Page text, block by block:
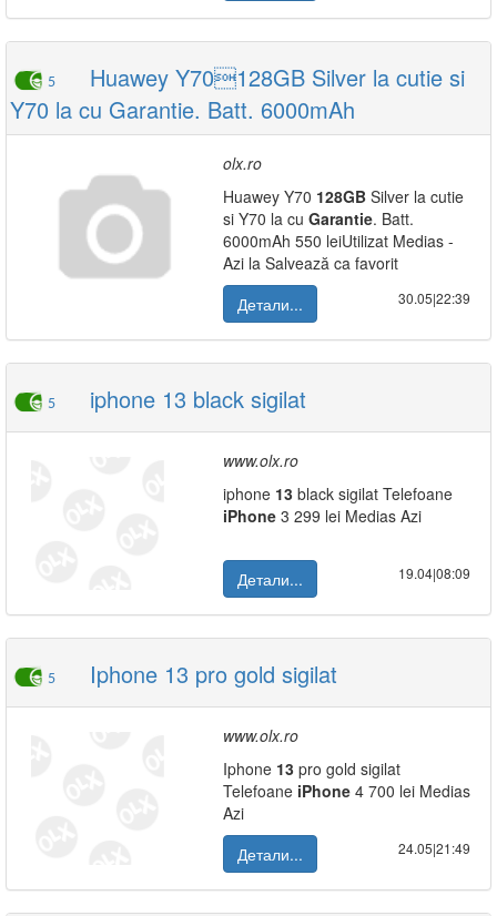
5
Huawey Y70128GB Silver la cutie si
Y70 la cu Garantie. Batt. 6000mAh
olx.ro
Huawey Y70 128GB Silver la cutie
si Y70 la cu Garantie. Batt.
6000mAh 550 leiUtilizat Medias -
Azi la Salvează ca favorit
Детали...
30.05|22:39
5 iphone 13 black sigilat
www.olx.ro
iphone 13 black sigilat Telefoane
iPhone 3 299 lei Medias Azi
Детали... 19.04|08:09
5 Iphone 13 pro gold sigilat
www.olx.ro
Iphone 13 pro gold sigilat
Telefoane iPhone 4 700 lei Medias
Azi
Детали...
24.05|21:49